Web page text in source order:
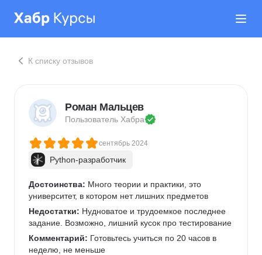
К списку отзывов
Роман Мальцев
Пользователь Хабра
сентябрь 2024
Python-разработчик
Достоинства: Много теории и практики, это
университет, в котором нет лишних предметов
Недостатки: Нудноватое и трудоемкое последнее
задание. Возможно, лишний кусок про тестирование
Комментарий: Готовьтесь учиться по 20 часов в
неделю, не меньше